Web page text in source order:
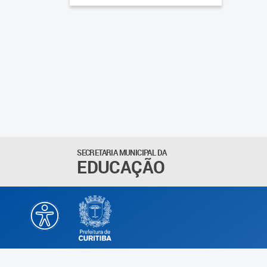
SECRETARIA MUNICIPAL DA
EDUCAÇÃO